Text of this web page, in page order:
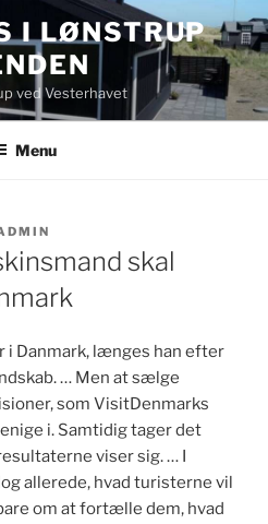
I LØNSTRUP
ved Vesterhavet
Menu
skal
i Danmark, længes han efter
… Men at sælge
som VisitDenmarks
i. Samtidig tager det
viser sig. … I
allerede, hvad turisterne vil
om at fortælle dem, hvad